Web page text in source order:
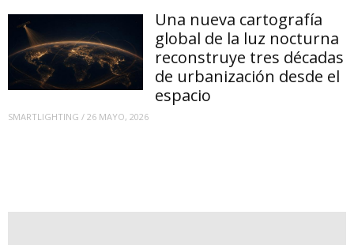
Una nueva cartografía
global de la luz nocturna
reconstruye tres décadas
de urbanización desde el
espacio
SMARTLIGHTING / 26 MAYO, 2026